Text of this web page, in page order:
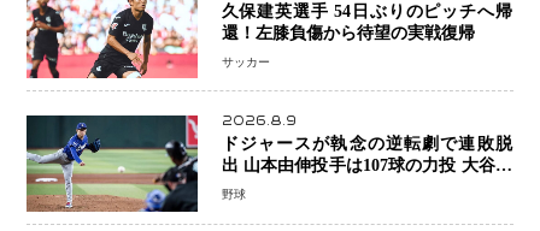
久保建英選手 54日ぶりのピッチへ帰
還！左膝負傷から待望の実戦復帰
サッカー
2026.8.9
ドジャースが執念の逆転劇で連敗脱
出 山本由伸投手は107球の力投 大谷翔
平選手が延長10回に勝利を呼び込む一
野球